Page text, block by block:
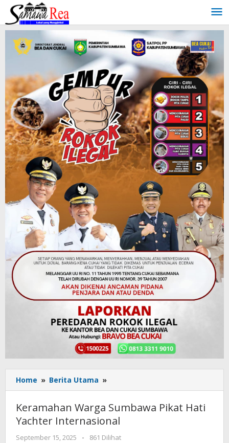
Lewati
konten
Home » Berita Utama »
Warga
Sumbawa
Pikat
Hati
Yachter
Keramahan Warga Sumbawa Pikat Hati
Yachter Internasional
September 15, 2025
oleh
-
861 Dilihat